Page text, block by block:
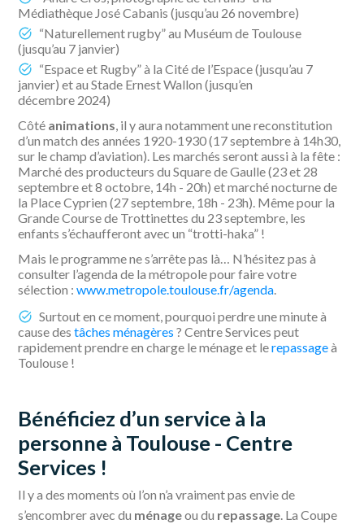
Médiathèque José Cabanis (jusqu’au 26 novembre)
“Naturellement rugby” au Muséum de Toulouse
(jusqu’au 7 janvier)
“Espace et Rugby” à la Cité de l’Espace (jusqu’au 7
janvier) et au Stade Ernest Wallon (jusqu’en
décembre 2024)
Côté animations, il y aura notamment une reconstitution
d’un match des années 1920-1930 (17 septembre à 14h30,
sur le champ d’aviation). Les marchés seront aussi à la fête :
Marché des producteurs du Square de Gaulle (23 et 28
septembre et 8 octobre, 14h - 20h) et marché nocturne de
la Place Cyprien (27 septembre, 18h - 23h). Même pour la
Grande Course de Trottinettes du 23 septembre, les
enfants s’échaufferont avec un “trotti-haka” !
Mais le programme ne s’arrête pas là… N’hésitez pas à
consulter l’agenda de la métropole pour faire votre
sélection :www.metropole.toulouse.fr/agenda.
Surtout en ce moment, pourquoi perdre une minute à
cause destâches ménagères ? Centre Services peut
rapidement prendre en charge le ménage et lerepassageà
Toulouse !
Bénéficiez d’un service à la
personne à Toulouse - Centre
Services !
Il y a des moments où l’on n’a vraiment pas envie de
s’encombrer avec du ménageou du repassage. La Coupe